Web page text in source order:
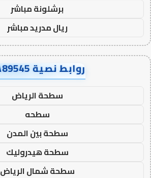
برشلونة مباشر
ريال مدريد مباشر
روابط نصية AA89545
سطحة الرياض
سطحه
سطحة بين المدن
سطحة هيدروليك
سطحة شمال الرياض